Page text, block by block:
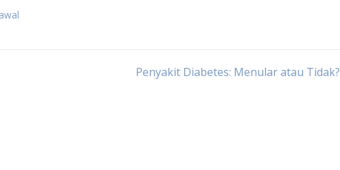
Penyakit Diabetes: Menular atau Tidak?